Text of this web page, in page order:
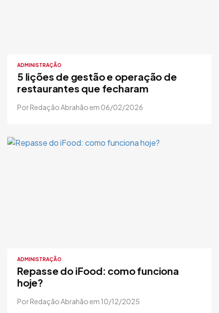
ADMINISTRAÇÃO
5 lições de gestão e operação de
restaurantes que fecharam
Por Redação Abrahão em 06/02/2026
ADMINISTRAÇÃO
Repasse do iFood: como funciona
hoje?
Por Redação Abrahão em 10/12/2025